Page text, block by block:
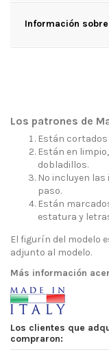
Información
Los patrones de
Están cortados
Están en
dobladillos.
No incluyen
paso.
Están
estatura y
El figurín del modelo
adjunto al modelo.
Más información
Los clientes que
compraron: